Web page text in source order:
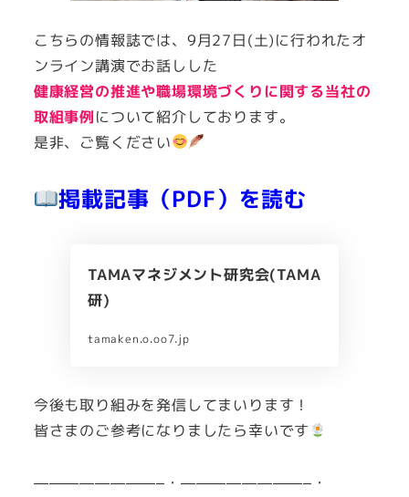
こちらの情報誌では、9月27日(土)に行われたオ
ンライン講演でお話しした
健康経営の推進や職場環境づくりに関する当社の
取組事例について紹介しております。
是非、ご覧ください
掲載記事（PDF）を読む
TAMAマネジメント研究会(TAMA
研)
tamaken.o.oo7.jp
今後も取り組みを発信してまいります！
皆さまのご参考になりましたら幸いです
————————–・————————–・